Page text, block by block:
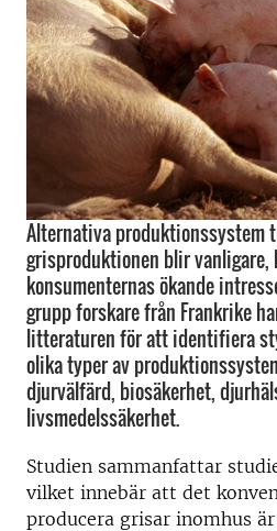
Alternativa produktionssystem
grisproduktionen blir
konsumenternas ökande
grupp forskare från Frankrike
litteraturen för att identifiera
olika typer av
djurvälfärd, biosäkerhet,
livsmedelssäkerhet.
Studien sammanfattar
vilket innebär att det
producera grisar inomhus